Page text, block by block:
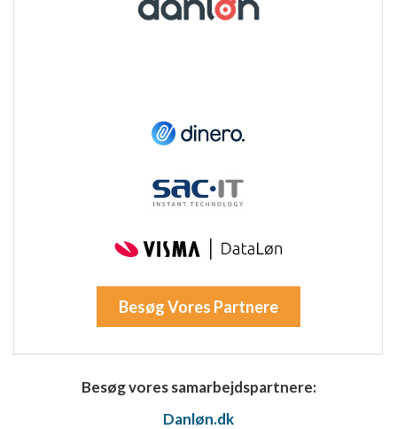
Besøg Vores Partnere
Besøg vores samarbejdspartnere:
Danløn.dk